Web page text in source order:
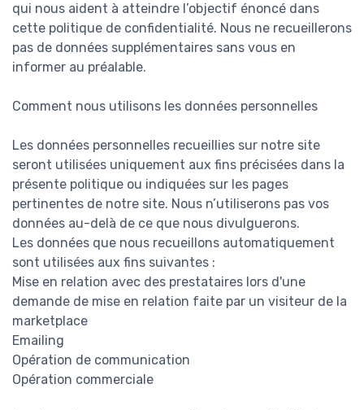
qui nous aident à atteindre l’objectif énoncé dans
cette politique de confidentialité. Nous ne recueillerons
pas de données supplémentaires sans vous en
informer au préalable.
Comment nous utilisons les données personnelles
Les données personnelles recueillies sur notre site
seront utilisées uniquement aux fins précisées dans la
présente politique ou indiquées sur les pages
pertinentes de notre site. Nous n’utiliserons pas vos
données au-delà de ce que nous divulguerons.
Les données que nous recueillons automatiquement
sont utilisées aux fins suivantes :
Mise en relation avec des prestataires lors d'une
demande de mise en relation faite par un visiteur de la
marketplace
Emailing
Opération de communication
Opération commerciale